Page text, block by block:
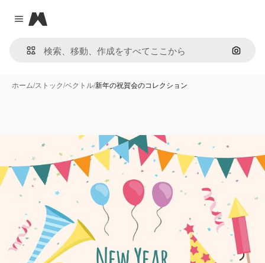
Close menu
Magnific
画像で
ホーム/ストック/ベクトル/新年の祝賀会のコレクション